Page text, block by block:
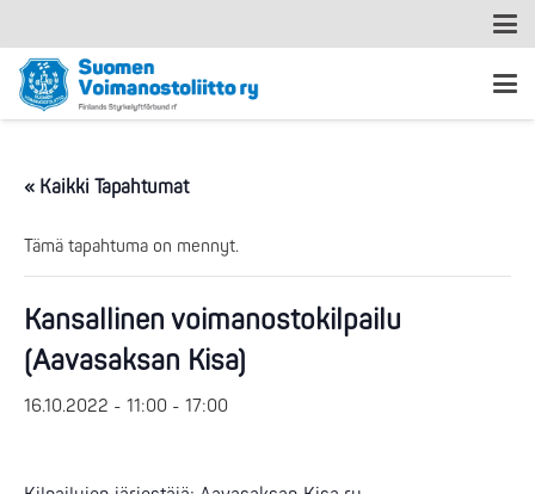
« Kaikki Tapahtumat
Tämä tapahtuma on mennyt.
Kansallinen voimanostokilpailu
(Aavasaksan Kisa)
16.10.2022 - 11:00 - 17:00